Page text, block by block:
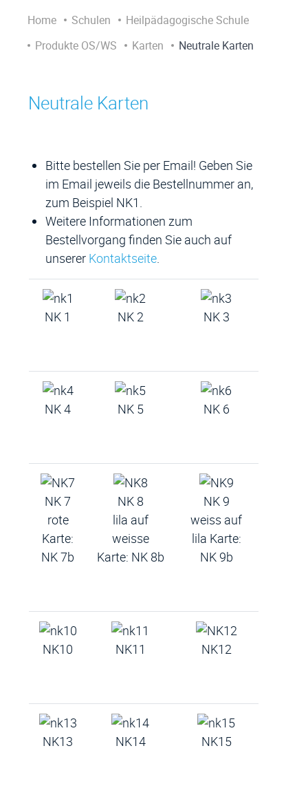
Home Schulen
Heilpädagogische Schule
Produkte OS/WS
Karten Neutrale Karten
Neutrale Karten
Bitte bestellen Sie per Email! Geben Sie
im Email jeweils die Bestellnummer an,
zum Beispiel NK1.
Weitere Informationen zum
Bestellvorgang finden Sie auch auf
unserer Kontaktseite.
NK 1 NK 2 NK 3
NK 4 NK 5 NK 6
NK 7
rote
Karte:
NK 7b
NK 8
lila auf
weisse
Karte: NK 8b
NK 9
weiss auf
lila Karte:
NK 9b
NK10 NK11 NK12
NK13 NK14 NK15